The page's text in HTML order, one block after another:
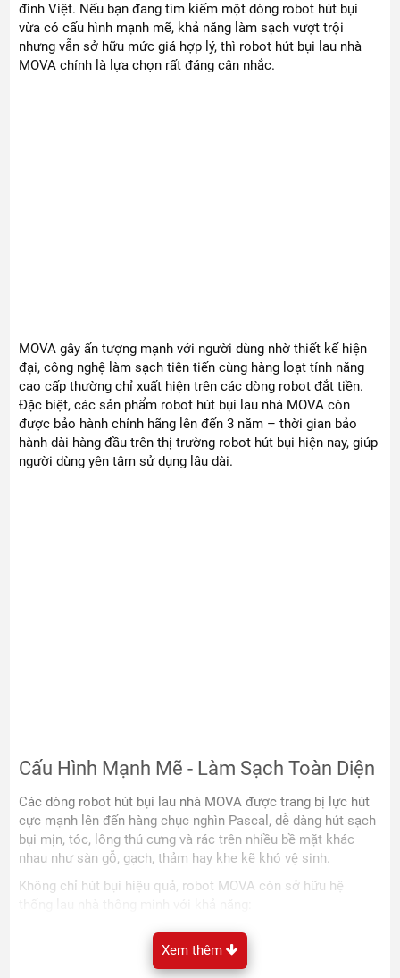
đình Việt. Nếu bạn đang tìm kiếm một dòng robot hút bụi
vừa có cấu hình mạnh mẽ, khả năng làm sạch vượt trội
nhưng vẫn sở hữu mức giá hợp lý, thì robot hút bụi lau nhà
MOVA chính là lựa chọn rất đáng cân nhắc.
MOVA gây ấn tượng mạnh với người dùng nhờ thiết kế hiện
đại, công nghệ làm sạch tiên tiến cùng hàng loạt tính năng
cao cấp thường chỉ xuất hiện trên các dòng robot đắt tiền.
Đặc biệt, các sản phẩm robot hút bụi lau nhà MOVA còn
được bảo hành chính hãng lên đến 3 năm – thời gian bảo
hành dài hàng đầu trên thị trường robot hút bụi hiện nay, giúp
người dùng yên tâm sử dụng lâu dài.
Cấu Hình Mạnh Mẽ - Làm Sạch Toàn Diện
Các dòng robot hút bụi lau nhà MOVA được trang bị lực hút
cực mạnh lên đến hàng chục nghìn Pascal, dễ dàng hút sạch
bụi mịn, tóc, lông thú cưng và rác trên nhiều bề mặt khác
nhau như sàn gỗ, gạch, thảm hay khe kẽ khó vệ sinh.
Không chỉ hút bụi hiệu quả, robot MOVA còn sở hữu hệ
Lau xoay tốc độ cao
Tự động giặt giẻ bằng nước nóng
Xem thêm